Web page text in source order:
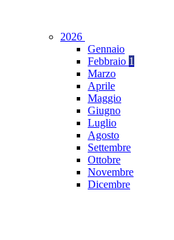
2026
Gennaio
Febbraio 1
Marzo
Aprile
Maggio
Giugno
Luglio
Agosto
Settembre
Ottobre
Novembre
Dicembre